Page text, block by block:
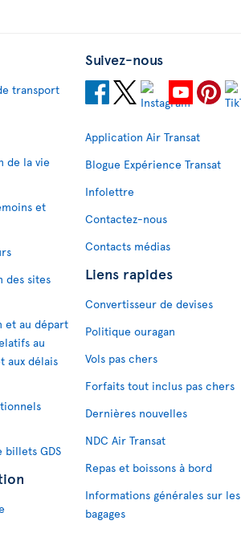
transport
de la vie
et
des sites
et au départ
au
aux délais
billets GDS
Suivez-nous
Application Air Transat
Blogue Expérience Transat
Infolettre
Contactez-nous
Contacts médias
Liens rapides
Convertisseur de devises
Politique ouragan
Vols pas chers
Forfaits tout inclus pas chers
Dernières nouvelles
NDC Air Transat
Repas et boissons à bord
Informations générales sur les
bagages